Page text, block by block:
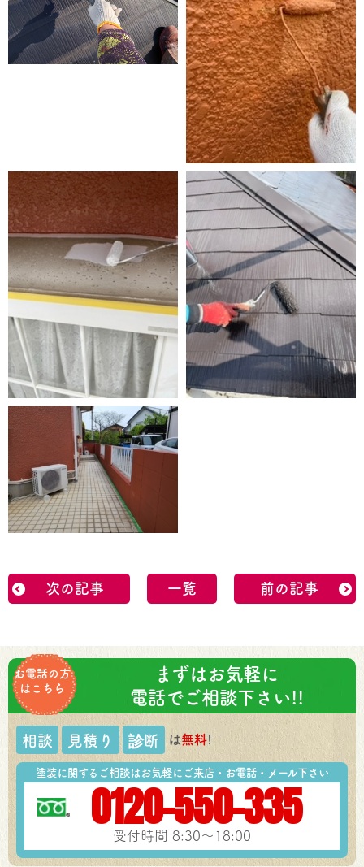
次の記事 一覧 前の記事
お電話の方
はこちら
まずはお気軽に
電話でご相談下さい!!
相談 見積り 診断 は無料!
塗装に関するご相談はお気軽にご来店・お電話・メール下さい
0120-550-335
受付時間 8:30～18:00